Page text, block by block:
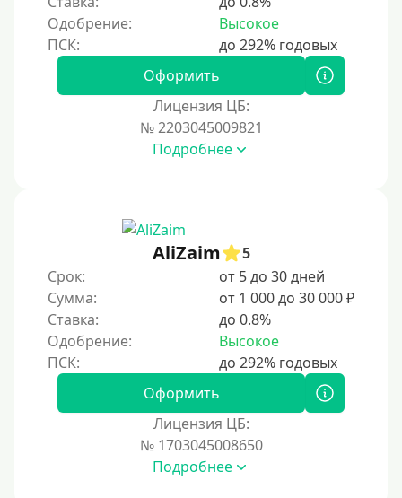
5 месяцев
На полгода
10 месяцев
5 лет
Краткосрочные
Долгосрочные
Принятие решения
Одобрение:
Высокое
Оформить
Лицензия ЦБ:
№ 2203045009821
Подробнее
AliZaim
5
Срок:
от 5 до 30 дней
Сумма:
от 1 000 до 30 000 ₽
Ставка:
до 0.8%
Одобрение:
Высокое
Оформить
Лицензия ЦБ:
№ 1703045008650
Подробнее